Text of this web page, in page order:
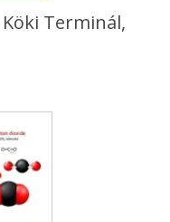
Terminál,